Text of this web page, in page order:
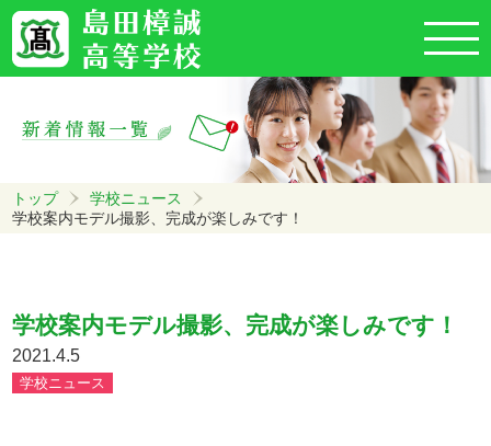
トップ
学校ニュース
学校案内モデル撮影、完成が楽しみです！
学校案内モデル撮影、完成が楽しみです！
2021.4.5
学校ニュース